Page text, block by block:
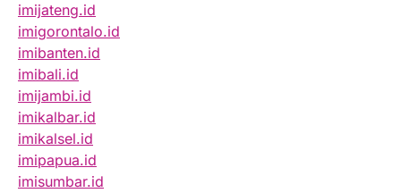
imijateng.id
imigorontalo.id
imibanten.id
imibali.id
imijambi.id
imikalbar.id
imikalsel.id
imipapua.id
imisumbar.id